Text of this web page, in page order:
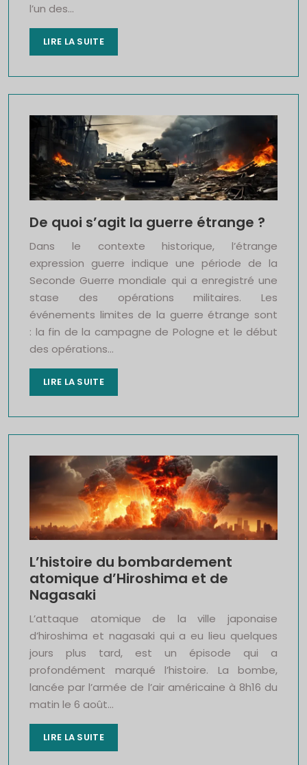
l’un des…
LIRE LA SUITE
De quoi s’agit la guerre étrange ?
Dans le contexte historique, l’étrange
expression guerre indique une période de la
Seconde Guerre mondiale qui a enregistré une
stase des opérations militaires. Les
événements limites de la guerre étrange sont
: la fin de la campagne de Pologne et le début
des opérations…
LIRE LA SUITE
L’histoire du bombardement
atomique d’Hiroshima et de
Nagasaki
L’attaque atomique de la ville japonaise
d’hiroshima et nagasaki qui a eu lieu quelques
jours plus tard, est un épisode qui a
profondément marqué l’histoire. La bombe,
lancée par l’armée de l’air américaine à 8h16 du
matin le 6 août…
LIRE LA SUITE